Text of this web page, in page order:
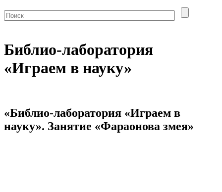
Библио-лаборатория
«Играем в науку»
«Библио-лаборатория «Играем в
науку». Занятие «Фараонова змея»